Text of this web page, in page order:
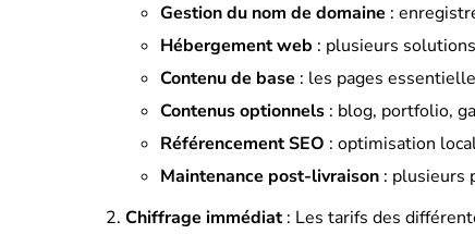
Gestion du nom de domaine :
Hébergement web : plusieurs
Contenu de base : les pages
Contenus optionnels: blog, portfolio,
Référencement SEO : optimisation
Maintenance post-livraison: plusieurs
Chiffrage immédiat: Les tarifs des